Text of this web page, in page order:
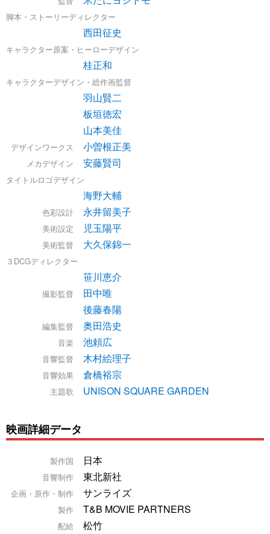
脚本・ストーリーディレクター
西田征史
キャラクター原案・ヒーローデザイン
桂正和
キャラクターデザイン・総作画監督
羽山賢二
板垣徳宏
山本美佳
デザインワークス 小曽根正美
メカデザイン 安藤賢司
タイトルロゴデザイン
海野大輔
色彩設計 永井留美子
美術設定 児玉陽平
美術監督 大久保錦一
３DCGディレクター
笹川恵介
撮影監督
田中唯
後藤春陽
編集監督 奥田浩史
音楽 池頼広
音響監督 木村絵理子
音響効果 倉橋裕宗
主題歌 UNISON SQUARE GARDEN
映画詳細データ
製作国 日本
音響制作 東北新社
企画・原作・制作 サンライズ
製作 T&B MOVIE PARTNERS
配給
松竹